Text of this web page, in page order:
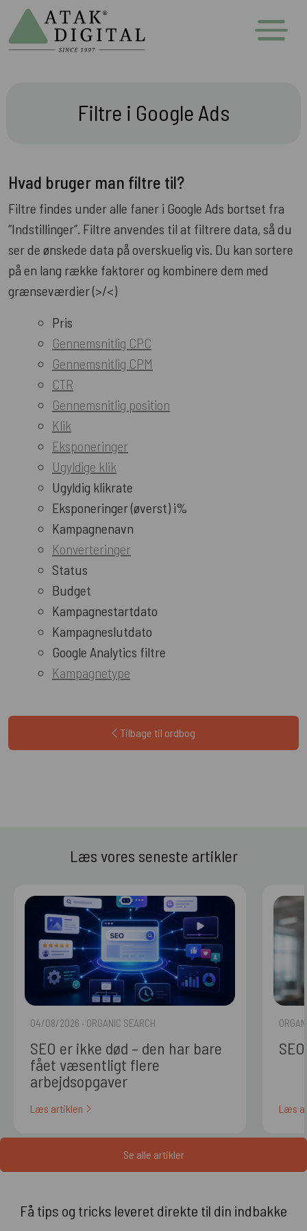
Filtre i Google Ads
Hvad bruger man filtre til?
Filtre findes under alle faner i Google Ads bortset fra
“Indstillinger”. Filtre anvendes til at filtrere data, så du
ser de ønskede data på overskuelig vis. Du kan sortere
på en lang række faktorer og kombinere dem med
grænseværdier (>/<)
Pris
Gennemsnitlig CPC
Gennemsnitlig CPM
CTR
Gennemsnitlig position
Klik
Eksponeringer
Ugyldige klik
Ugyldig klikrate
Eksponeringer (øverst) i%
Kampagnenavn
Konverteringer
Status
Budget
Kampagnestartdato
Kampagneslutdato
Google Analytics filtre
Kampagnetype
Tilbage til ordbog
Læs vores seneste artikler
04/08/2026 · ORGANIC SEARCH
SEO er ikke død – den har bare
fået væsentligt flere
arbejdsopgaver
Læs artiklen Læs
Se alle artikler
Få tips og tricks leveret direkte til din indbakke